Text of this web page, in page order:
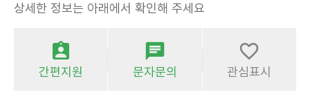
상세한 정보는 아래에서 확인해 주세요
간편지원 문자문의 관심표시